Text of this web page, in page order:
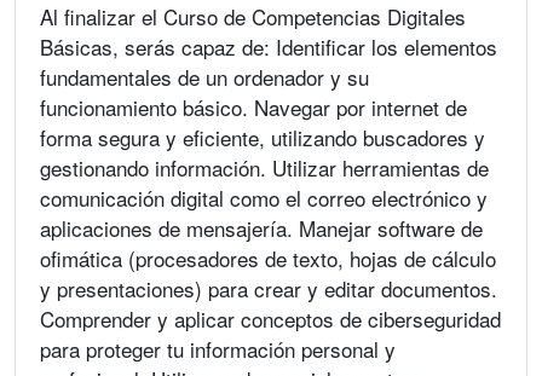
Al finalizar el Curso de Competencias Digitales
Básicas, serás capaz de: Identificar los elementos
fundamentales de un ordenador y su
funcionamiento básico. Navegar por internet de
forma segura y eficiente, utilizando buscadores y
gestionando información. Utilizar herramientas de
comunicación digital como el correo electrónico y
aplicaciones de mensajería. Manejar software de
ofimática (procesadores de texto, hojas de cálculo
y presentaciones) para crear y editar documentos.
Comprender y aplicar conceptos de ciberseguridad
para proteger tu información personal y